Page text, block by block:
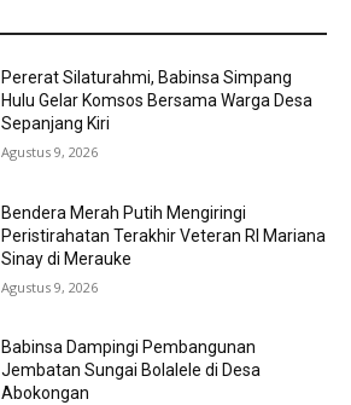
Pererat Silaturahmi, Babinsa Simpang
Hulu Gelar Komsos Bersama Warga Desa
Sepanjang Kiri
Agustus 9, 2026
Bendera Merah Putih Mengiringi
Peristirahatan Terakhir Veteran RI Mariana
Sinay di Merauke
Agustus 9, 2026
Babinsa Dampingi Pembangunan
Jembatan Sungai Bolalele di Desa
Abokongan